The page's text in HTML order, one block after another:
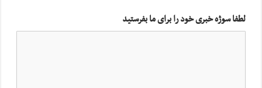
لطفا سوژه خبری خود را برای ما بفرستید